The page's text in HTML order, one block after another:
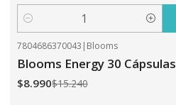
Cantidad
7804686370043 | Blooms
Blooms Energy 30 Cápsulas
$8.990$15.240